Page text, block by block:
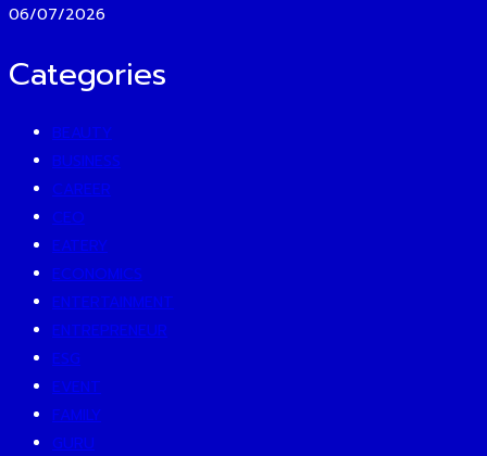
06/07/2026
Categories
BEAUTY
BUSINESS
CAREER
CEO
EATERY
ECONOMICS
ENTERTAINMENT
ENTREPRENEUR
ESG
EVENT
FAMILY
GURU